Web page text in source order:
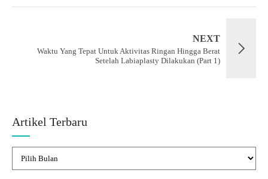
NEXT
Waktu Yang Tepat Untuk Aktivitas Ringan Hingga Berat
Setelah Labiaplasty Dilakukan (Part 1)
Artikel Terbaru